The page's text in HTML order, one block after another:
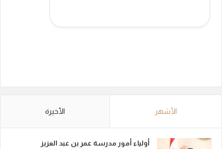
الأشهر الأخيرة
أولياء أمور مدرسة عمر بن عبد العزيز